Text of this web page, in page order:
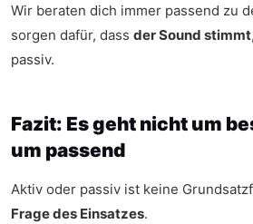
Wir beraten dich immer passend zu
sorgen dafür, dass der Sound stimmt
passiv.
Fazit: Es geht nicht um
um passend
Aktiv oder passiv ist keine
Frage des Einsatzes.